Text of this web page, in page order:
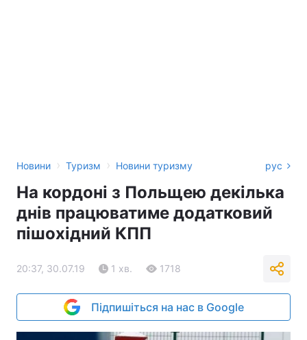
Новини › Туризм › Новини туризму рус
На кордоні з Польщею декілька
днів працюватиме додатковий
пішохідний КПП
20:37, 30.07.19 1 хв. 1718
Підпишіться на нас в Google